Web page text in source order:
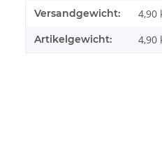
Versandgewicht: 4,90
Artikelgewicht: 4,90